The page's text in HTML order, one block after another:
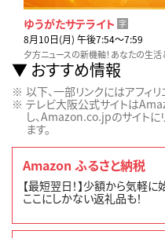
ゆうがたサテライト 字
8月10日(月) 午後7:54〜7:59
おすすめ情報
以下、一部リンクにはアフィリ
テレビ大阪公式サイトは
し、Amazon.co.jpのサイトに
ます。
Amazon ふるさと納税
【最短翌日！】少額から気軽に
ここにしかない返礼品も！